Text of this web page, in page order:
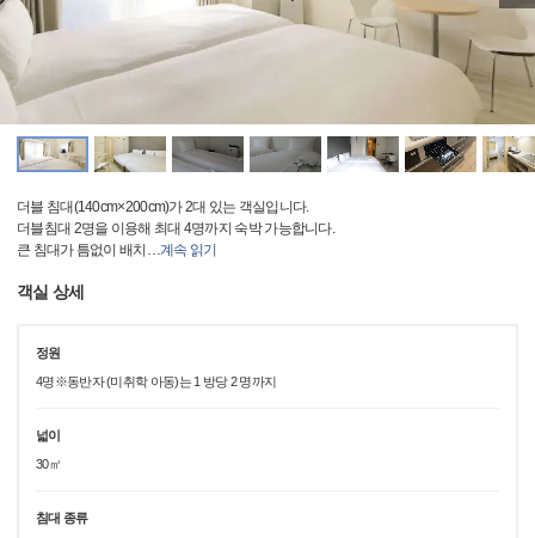
더블 침대(140cm×200cm)가 2대 있는 객실입니다.
더블침대 2명을 이용해 최대 4명까지 숙박 가능합니다.
큰 침대가 틈없이 배치 …계속 읽기
객실 상세
정원
4명※동반자 (미취학 아동)는 1 방당 2 명까지
넓이
30㎡
침대 종류